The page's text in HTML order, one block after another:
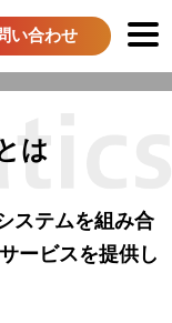
い合わせ
は
ステムを組み合